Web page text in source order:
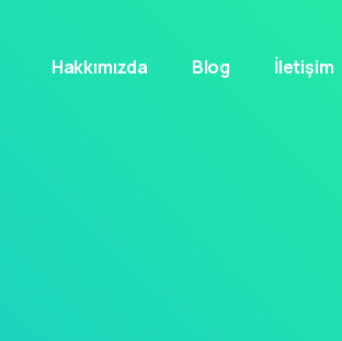
Hakkımızda Blog İletişim